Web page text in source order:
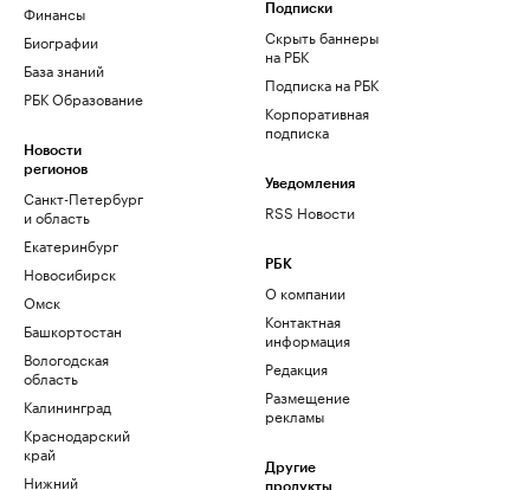
Финансы
Биографии
База знаний
РБК Образование
Новости
регионов
Санкт-Петербург
и область
Екатеринбург
Новосибирск
Омск
Башкортостан
Вологодская
область
Калининград
Краснодарский
край
Нижний
Подписки
Скрыть баннеры
на РБК
Подписка на РБК
Корпоративная
подписка
Уведомления
RSS Новости
РБК
О компании
Контактная
информация
Редакция
Размещение
рекламы
Другие
продукты